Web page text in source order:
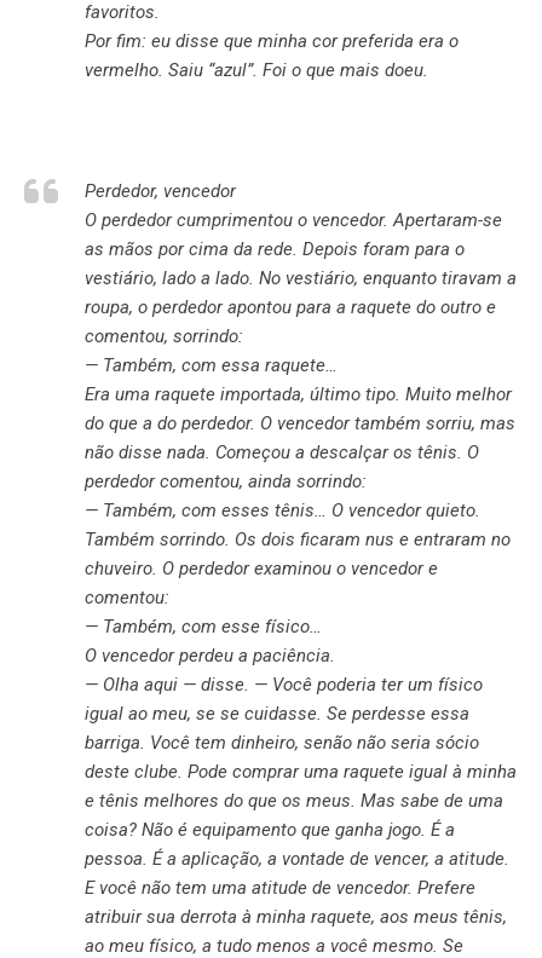
favoritos.
Por fim: eu disse que minha cor preferida era o
vermelho. Saiu “azul”. Foi o que mais doeu.
Perdedor, vencedor
O perdedor cumprimentou o vencedor. Apertaram-se
as mãos por cima da rede. Depois foram para o
vestiário, lado a lado. No vestiário, enquanto tiravam a
roupa, o perdedor apontou para a raquete do outro e
comentou, sorrindo:
— Também, com essa raquete…
Era uma raquete importada, último tipo. Muito melhor
do que a do perdedor. O vencedor também sorriu, mas
não disse nada. Começou a descalçar os tênis. O
perdedor comentou, ainda sorrindo:
— Também, com esses tênis… O vencedor quieto.
Também sorrindo. Os dois ficaram nus e entraram no
chuveiro. O perdedor examinou o vencedor e
comentou:
— Também, com esse físico…
O vencedor perdeu a paciência.
— Olha aqui — disse. — Você poderia ter um físico
igual ao meu, se se cuidasse. Se perdesse essa
barriga. Você tem dinheiro, senão não seria sócio
deste clube. Pode comprar uma raquete igual à minha
e tênis melhores do que os meus. Mas sabe de uma
coisa? Não é equipamento que ganha jogo. É a
pessoa. É a aplicação, a vontade de vencer, a atitude.
E você não tem uma atitude de vencedor. Prefere
atribuir sua derrota à minha raquete, aos meus tênis,
ao meu físico, a tudo menos a você mesmo. Se